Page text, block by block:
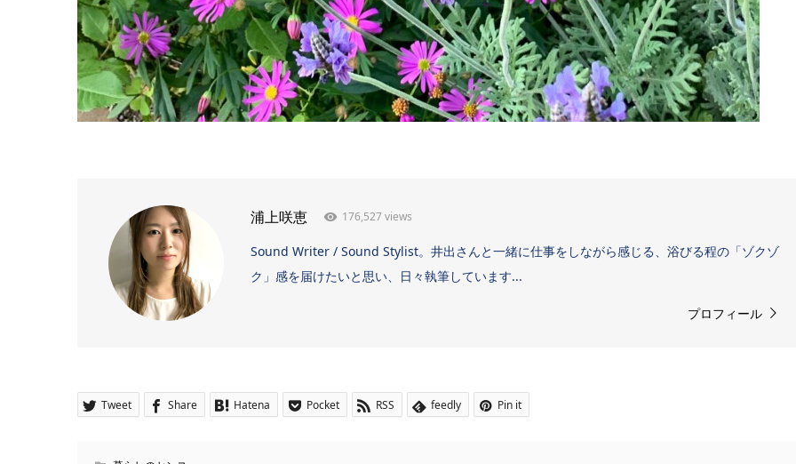
浦上咲恵 176,527 views
Sound Writer / Sound Stylist。井出さんと一緒に仕事をしながら感じる、浴びる程の「ゾクゾ
ク」感を届けたいと思い、日々執筆しています...
プロフィール
Tweet Share Hatena Pocket RSS feedly Pin it